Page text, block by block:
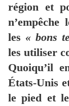
région et
les « bons
les utiliser
Quoiqu’il
États-Unis
le pied et